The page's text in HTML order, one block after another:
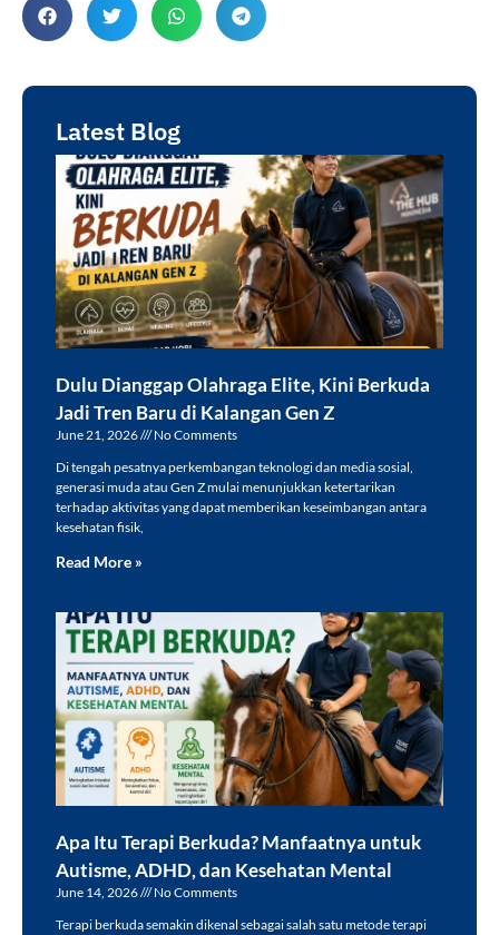
Latest Blog
Dulu Dianggap Olahraga Elite, Kini Berkuda
Jadi Tren Baru di Kalangan Gen Z
June 21, 2026
No Comments
Di tengah pesatnya perkembangan teknologi dan media sosial,
generasi muda atau Gen Z mulai menunjukkan ketertarikan
terhadap aktivitas yang dapat memberikan keseimbangan antara
kesehatan fisik,
Read More »
Apa Itu Terapi Berkuda? Manfaatnya untuk
Autisme, ADHD, dan Kesehatan Mental
June 14, 2026
No Comments
Terapi berkuda semakin dikenal sebagai salah satu metode terapi